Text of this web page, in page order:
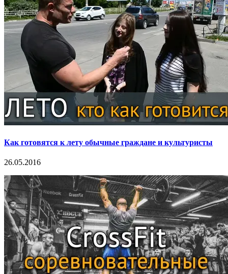
Как готовятся к лету обычные граждане и культуристы
26.05.2016